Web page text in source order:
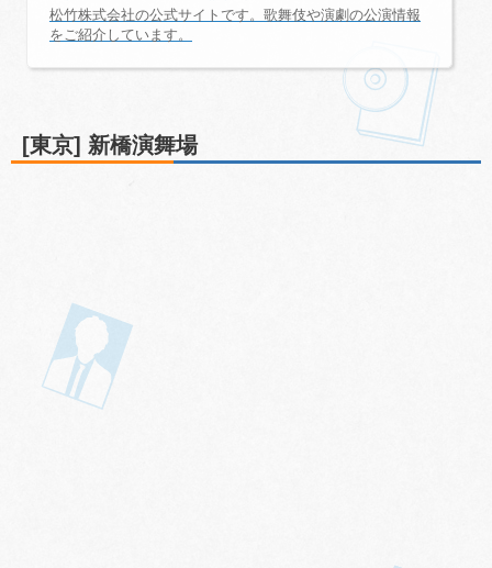
松竹株式会社の公式サイトです。歌舞伎や演劇の公演情報
をご紹介しています。
[東京] 新橋演舞場